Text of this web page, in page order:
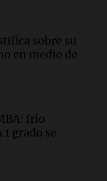
fallos
propiedad
sobre su
en medio de
frío
grado se